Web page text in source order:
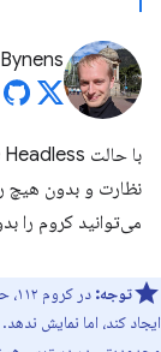
نظارت و بدون هیچ
می‌توانید کروم را
توجه:
ایجاد کند، اما نمایش